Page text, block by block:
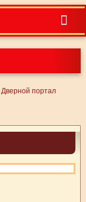
Дверной портал